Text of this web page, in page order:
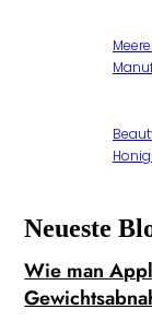
Neueste
Wie man